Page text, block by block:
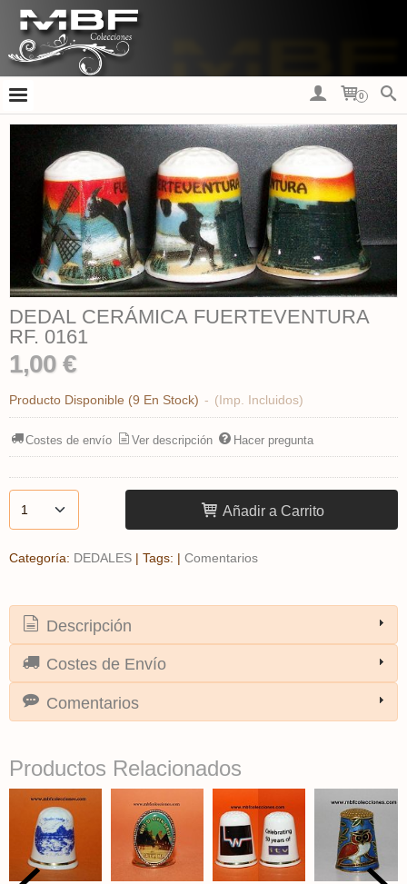
0
DEDAL CERÁMICA FUERTEVENTURA
RF. 0161
1,00 €
Producto Disponible (9 En Stock) - (Imp. Incluidos)
Costes de envío Ver descripción Hacer pregunta
Añadir a Carrito
Categoría: DEDALES | Tags: | Comentarios
Descripción
Costes de Envío
Comentarios
Productos Relacionados